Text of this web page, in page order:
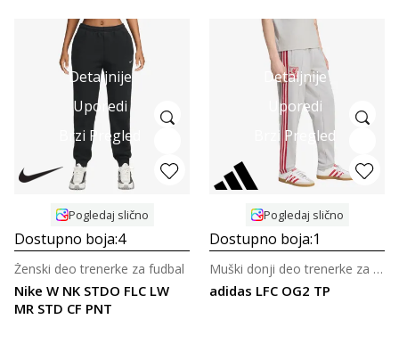
Detaljnije
Uporedi
Brzi Pregled
Pogledaj slično
Dostupno boja:4
Nike W NK STDO FLC LW
MR STD CF PNT
Ženski deo trenerke za fudbal
Detaljnije
Uporedi
Brzi Pregled
Pogledaj slično
Dostupno boja:1
adidas LFC OG2 TP
Muški donji deo trenerke za fudbal